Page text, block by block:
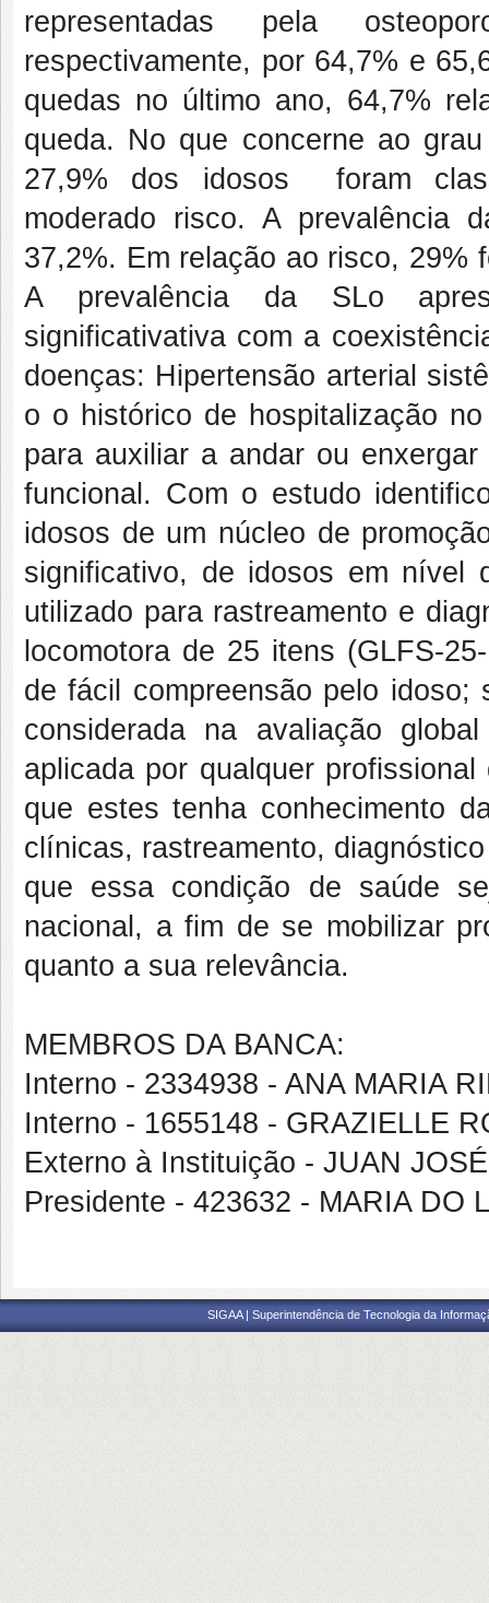
representadas pela
respectivamente, por 64,7% e
quedas no último ano, 64,7%
queda. No que concerne ao
27,9% dos idosos foram
moderado risco. A prevalência
37,2%. Em relação ao risco, 29%
A prevalência da SLo
significativativa com a
doenças: Hipertensão arterial
o o histórico de hospitalização
para auxiliar a andar ou
funcional. Com o estudo
idosos de um núcleo de
significativo, de idosos em nível
utilizado para rastreamento e
locomotora de 25 itens (GLFS-
de fácil compreensão pelo
considerada na avaliação
aplicada por qualquer
que estes tenha conhecimento
clínicas, rastreamento,
que essa condição de saúde
nacional, a fim de se mobilizar
quanto a sua relevância.
MEMBROS DA BANCA:
Interno - 2334938 - ANA MARIA
Interno - 1655148 - GRAZIELLE
Externo à Instituição - JUAN
Presidente - 423632 - MARIA DO
SIGAA | Superintendência de Tecnologia da